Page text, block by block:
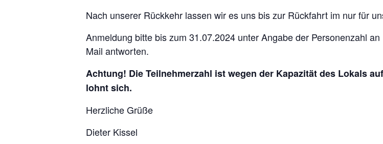
Nach unserer Rückkehr lassen wir es uns bis zur Rückfahrt im nur für
Anmeldung bitte bis zum 31.07.2024 unter Angabe der Personenzahl an
Mail antworten.
Achtung! Die Teilnehmerzahl ist wegen der Kapazität des Lokals
lohnt sich.
Herzliche Grüße
Dieter Kissel